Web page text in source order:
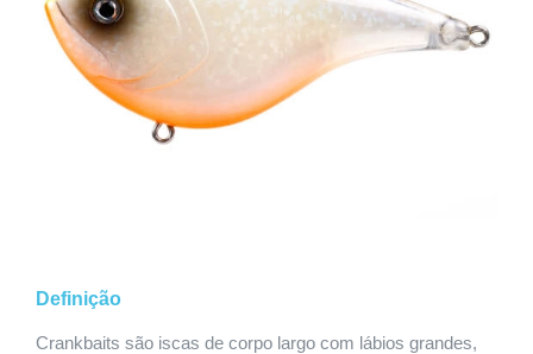
Definição
Crankbaits são iscas de corpo largo com lábios grandes,